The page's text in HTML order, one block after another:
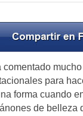
comentado
para
forma cuando
de belleza